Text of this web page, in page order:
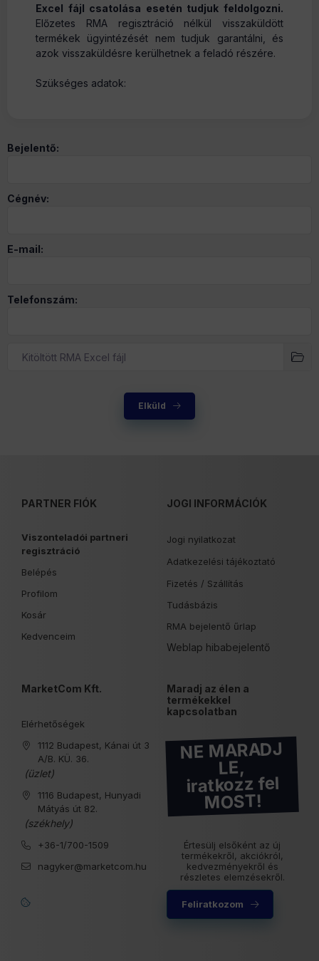
Excel fájl csatolása esetén tudjuk feldolgozni.
Előzetes RMA regisztráció nélkül visszaküldött
termékek ügyintézését nem tudjuk garantálni, és
azok visszaküldésre kerülhetnek a feladó részére.
Szükséges adatok:
Bejelentő:
Cégnév:
E-mail:
Telefonszám:
Kitöltött RMA Excel fájl
Elküld
PARTNER FIÓK
Viszonteladói partneri
regisztráció
Belépés
Profilom
Kosár
Kedvenceim
JOGI INFORMÁCIÓK
Jogi nyilatkozat
Adatkezelési tájékoztató
Fizetés / Szállítás
Tudásbázis
RMA bejelentő űrlap
Weblap hibabejelentő
MarketCom Kft.
Elérhetőségek
1112 Budapest, Kánai út 3
A/B. KÜ. 36.
(üzlet)
1116 Budapest, Hunyadi
Mátyás út 82.
(székhely)
+36-1/700-1509
nagyker@marketcom.hu
Maradj az élen a
termékekkel
kapcsolatban
NE MARADJ
LE,
iratkozz fel
MOST!
Értesülj elsőként az új
termékekről, akciókról,
kedvezményekről és
részletes elemzésekről.
Feliratkozom